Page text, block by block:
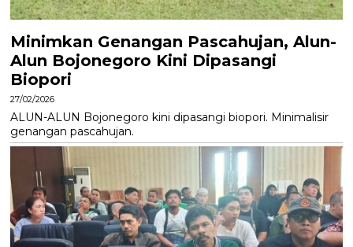
Minimkan Genangan Pascahujan, Alun-
Alun Bojonegoro Kini Dipasangi
Biopori
27/02/2026
ALUN-ALUN Bojonegoro kini dipasangi biopori. Minimalisir
genangan pascahujan.